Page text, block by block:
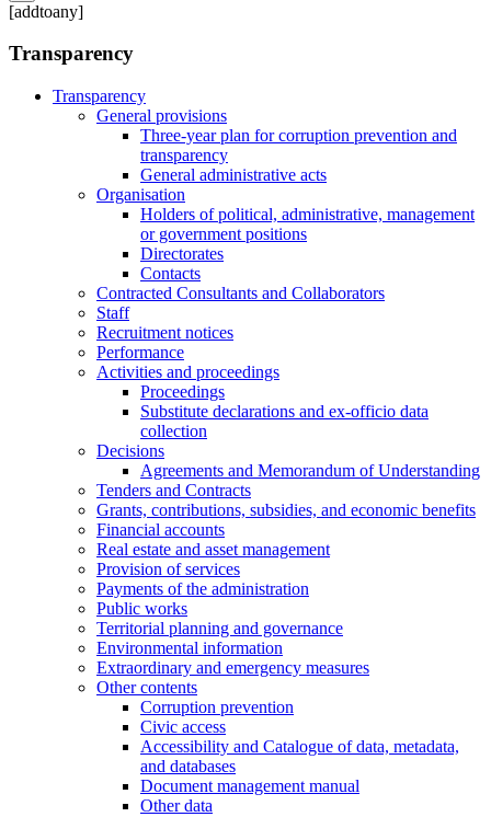
[addtoany]
Transparency
Transparency
General provisions
Three-year plan for corruption prevention and
transparency
General administrative acts
Organisation
Holders of political, administrative, management
or government positions
Directorates
Contacts
Contracted Consultants and Collaborators
Staff
Recruitment notices
Performance
Activities and proceedings
Proceedings
Substitute declarations and ex-officio data
collection
Decisions
Agreements and Memorandum of Understanding
Tenders and Contracts
Grants, contributions, subsidies, and economic benefits
Financial accounts
Real estate and asset management
Provision of services
Payments of the administration
Public works
Territorial planning and governance
Environmental information
Extraordinary and emergency measures
Other contents
Corruption prevention
Civic access
Accessibility and Catalogue of data, metadata,
and databases
Document management manual
Other data